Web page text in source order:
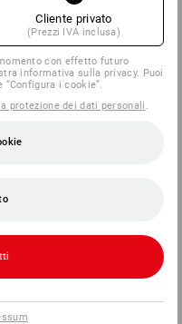
Cliente privato
(Prezzi IVA inclusa)
con effetto futuro
informativa sulla privacy. Puoi
i cookie”.
protezione dei dati personali .